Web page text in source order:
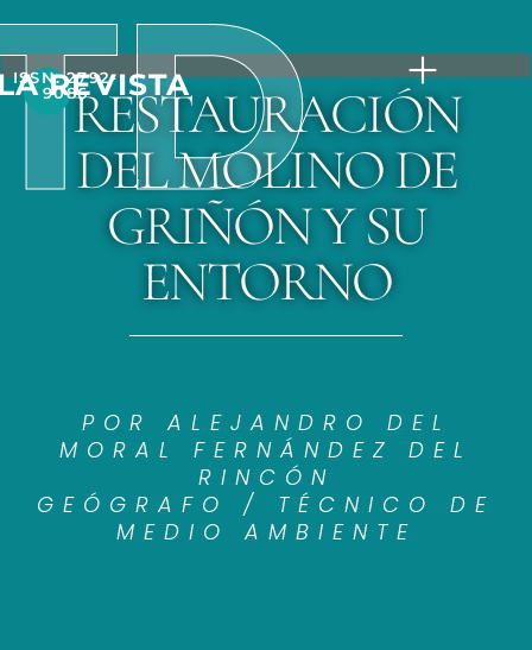
REVISTA
ISSN: 2792-
9086RESTAURACIÓN
DEL MOLINO DE
GRIÑÓN Y SU
ENTORNO
POR ALEJANDRO DEL
MORAL FERNÁNDEZ DEL
RINCÓN
GEÓGRAFO / TÉCNICO DE
MEDIO AMBIENTE